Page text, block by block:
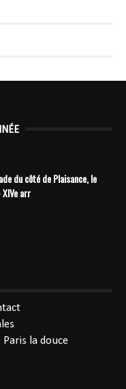
du côté de Plaisance, le
arr
Paris la douce